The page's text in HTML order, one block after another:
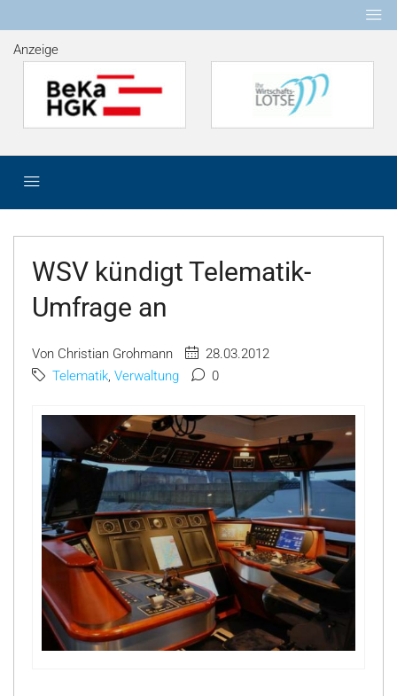
Anzeige
WSV kündigt Telematik-
Umfrage an
Von Christian Grohmann
28.03.2012
Telematik, Verwaltung 0